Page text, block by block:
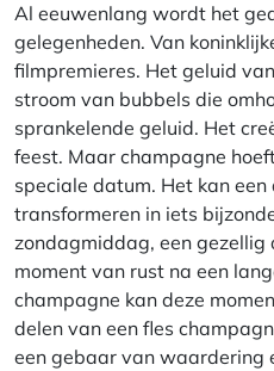
Al eeuwenlang wordt het
gelegenheden. Van
filmpremieres. Het geluid
stroom van bubbels die
sprankelende geluid. Het
feest. Maar champagne
speciale datum. Het kan
transformeren in iets
zondagmiddag, een gezellig
moment van rust na een
champagne kan deze
delen van een fles
een gebaar van waardering